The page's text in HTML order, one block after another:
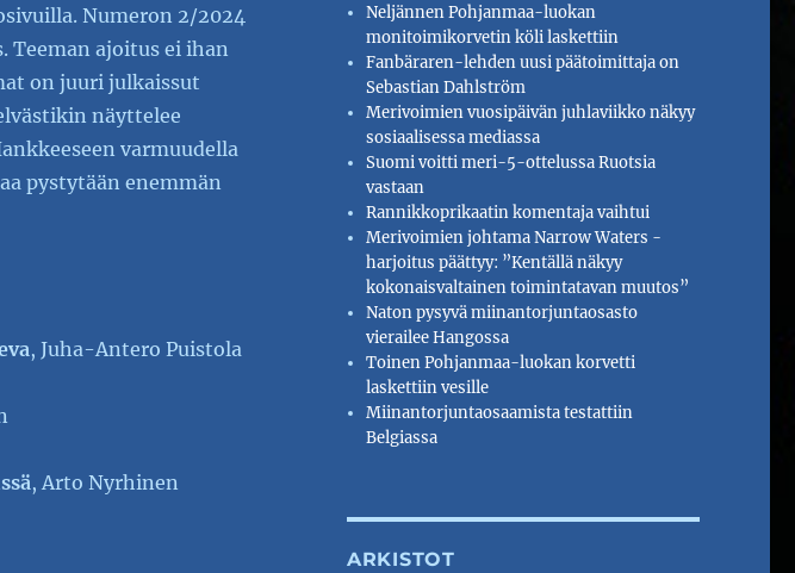
Numeron 2/2024
Teeman ajoitus ei ihan
on juuri julkaissut
näyttelee
varmuudella
pystytään enemmän
, Juha-Antero Puistola
, Arto Nyrhinen
Neljännen Pohjanmaa-luokan
monitoimikorvetin köli laskettiin
Fanbäraren-lehden uusi päätoimittaja on
Sebastian Dahlström
Merivoimien vuosipäivän juhlaviikko näkyy
sosiaalisessa mediassa
Suomi voitti meri-5-ottelussa Ruotsia
vastaan
Rannikkoprikaatin komentaja vaihtui
Merivoimien johtama Narrow Waters -
harjoitus päättyy: ”Kentällä näkyy
kokonaisvaltainen toimintatavan muutos”
Naton pysyvä miinantorjuntaosasto
vierailee Hangossa
Toinen Pohjanmaa-luokan korvetti
laskettiin vesille
Miinantorjuntaosaamista testattiin
Belgiassa
ARKISTOT